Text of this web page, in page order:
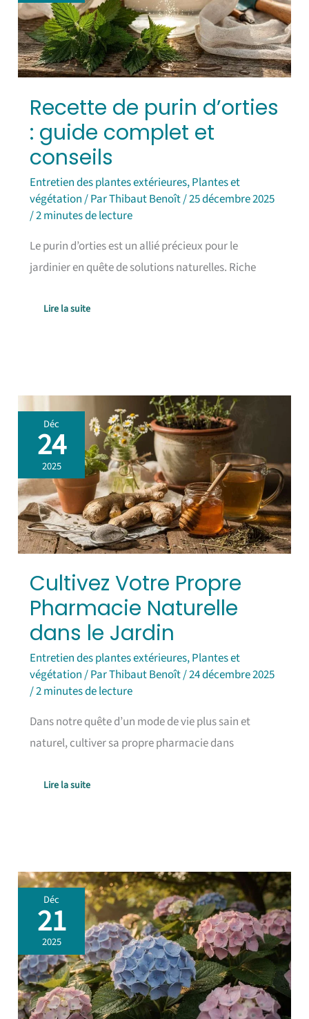
Recette de purin d’orties
: guide complet et
conseils
Entretien des plantes extérieures,Plantes et
végétation/ ParThibaut Benoît/25 décembre 2025
/2 minutes de lecture
Le purin d’orties est un allié précieux pour le
jardinier en quête de solutions naturelles. Riche
guide
complet
et
conseils
Lire la suite
Déc
24
2025
Cultivez Votre Propre
Pharmacie Naturelle
dans le Jardin
Entretien des plantes extérieures,Plantes et
végétation/ ParThibaut Benoît/24 décembre 2025
/2 minutes de lecture
Dans notre quête d’un mode de vie plus sain et
naturel, cultiver sa propre pharmacie dans
Cultivez
Votre
Propre
Pharmacie
Naturelle
dans
le
Jardin
Lire la suite
Déc
21
2025
Comment
cultiver
des
hortensias
?